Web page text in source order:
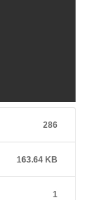
286
163.64 KB
1